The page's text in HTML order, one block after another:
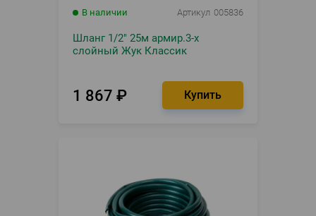
В наличии Артикул 005836
Шланг 1/2" 25м армир.3-х
слойный Жук Классик
1 867 ₽